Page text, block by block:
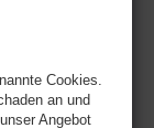
Cookies.
an und
Angebot